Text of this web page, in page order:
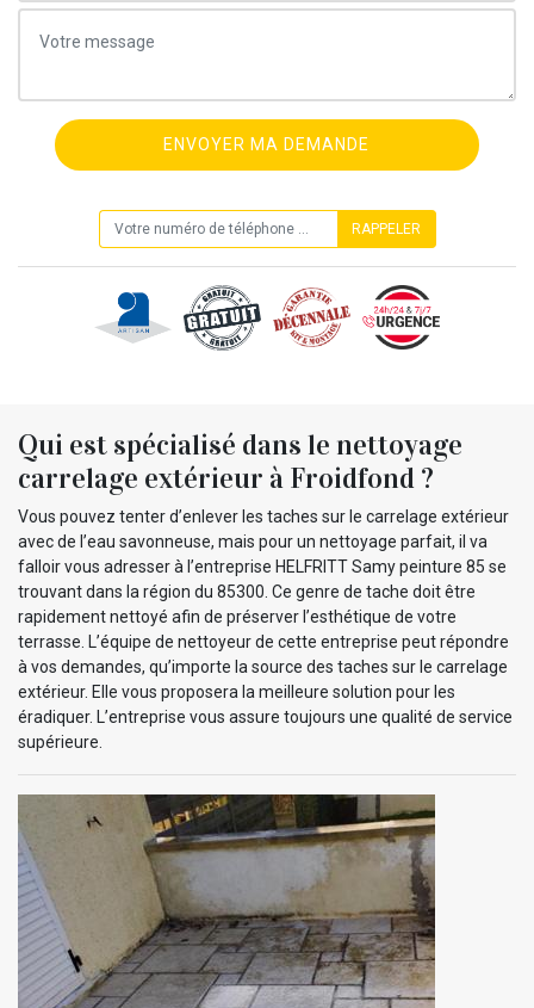
Qui est spécialisé dans le nettoyage
carrelage extérieur à Froidfond ?
Vous pouvez tenter d’enlever les taches sur le carrelage extérieur
avec de l’eau savonneuse, mais pour un nettoyage parfait, il va
falloir vous adresser à l’entreprise HELFRITT Samy peinture 85 se
trouvant dans la région du 85300. Ce genre de tache doit être
rapidement nettoyé afin de préserver l’esthétique de votre
terrasse. L’équipe de nettoyeur de cette entreprise peut répondre
à vos demandes, qu’importe la source des taches sur le carrelage
extérieur. Elle vous proposera la meilleure solution pour les
éradiquer. L’entreprise vous assure toujours une qualité de service
supérieure.